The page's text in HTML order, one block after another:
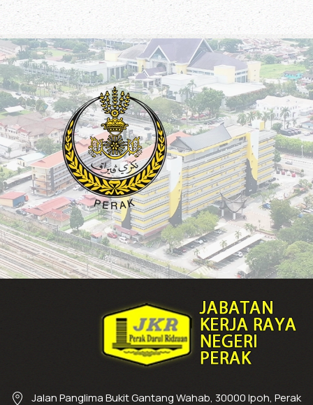
Jalan Panglima Bukit Gantang Wahab, 30000 Ipoh, Perak